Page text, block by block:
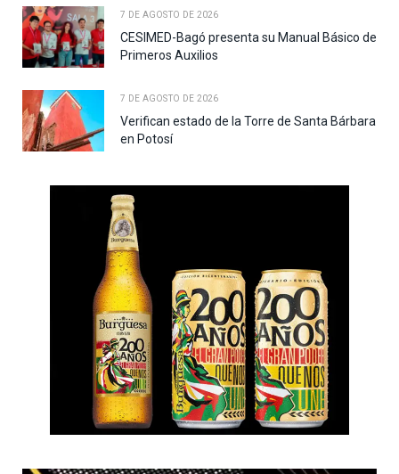
7 DE AGOSTO DE 2026
CESIMED-Bagó presenta su Manual Básico de
Primeros Auxilios
7 DE AGOSTO DE 2026
Verifican estado de la Torre de Santa Bárbara
en Potosí